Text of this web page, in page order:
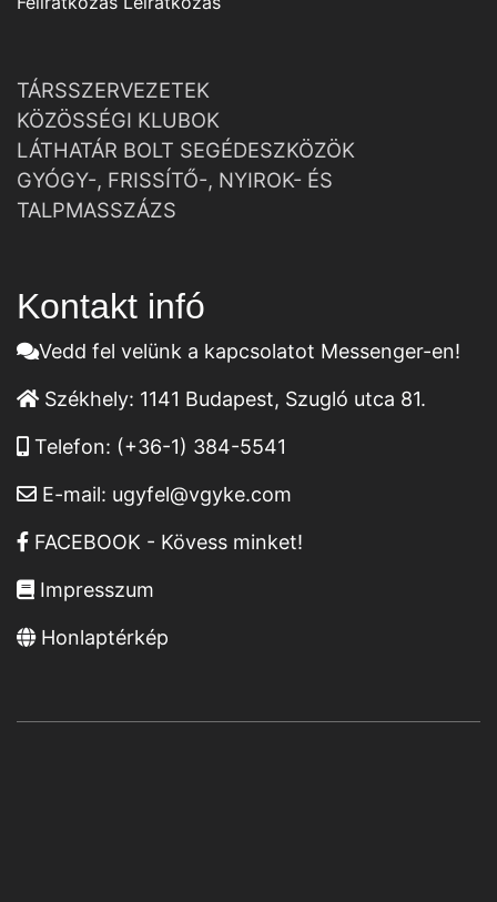
TÁRSSZERVEZETEK
KÖZÖSSÉGI KLUBOK
LÁTHATÁR BOLT SEGÉDESZKÖZÖK
GYÓGY-, FRISSÍTŐ-, NYIROK- ÉS
TALPMASSZÁZS
Kontakt infó
Vedd fel velünk a kapcsolatot Messenger-en!
Székhely: 1141 Budapest, Szugló utca 81.
Telefon: (+36-1) 384-5541
E-mail: ugyfel@vgyke.com
FACEBOOK - Kövess minket!
Impresszum
Honlaptérkép